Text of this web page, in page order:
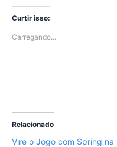
Curtir isso:
Carregando...
Relacionado
Vire o Jogo com Spring na